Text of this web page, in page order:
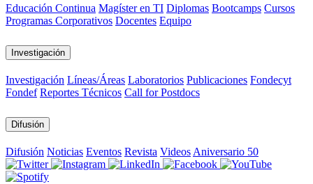
Educación Continua Magíster en TI Diplomas Bootcamps Cursos
Programas Corporativos Docentes Equipo
Investigación
Investigación Líneas/Áreas Laboratorios Publicaciones Fondecyt
Fondef Reportes Técnicos Call for Postdocs
Difusión
Difusión Noticias Eventos Revista Videos Aniversario 50